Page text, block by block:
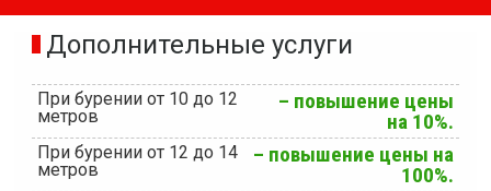
Дополнительные услуги
При бурении от 10 до 12
метров
– повышение цены
на 10%.
При бурении от 12 до 14
метров
– повышение цены на
100%.